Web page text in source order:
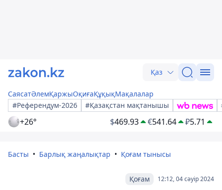
Қаз
СаясатӘлемҚаржыОқиғаҚұқықМақалалар
#Референдум-2026
#Қазақстан мақтанышы
+26° $469.93 €541.64 ₽5.71
Басты Барлық жаңалықтар Қоғам тынысы
12:12, 04 сәуір 2024
Қоғам